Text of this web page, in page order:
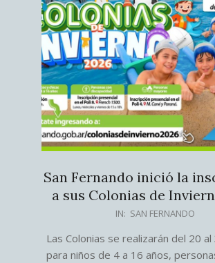
San Fernando inició la
a sus Colonias de
08
IN: SAN FERNANDO
Las Colonias se realizarán del 20
para niños de 4 a 16 años,